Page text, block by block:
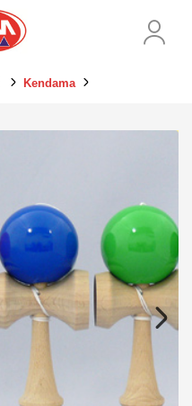
Kendama